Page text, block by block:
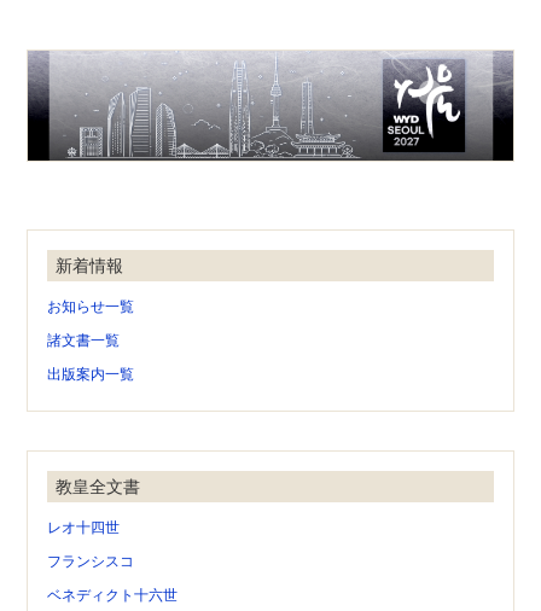
新着情報
お知らせ一覧
諸文書一覧
出版案内一覧
教皇全文書
レオ十四世
フランシスコ
ベネディクト十六世